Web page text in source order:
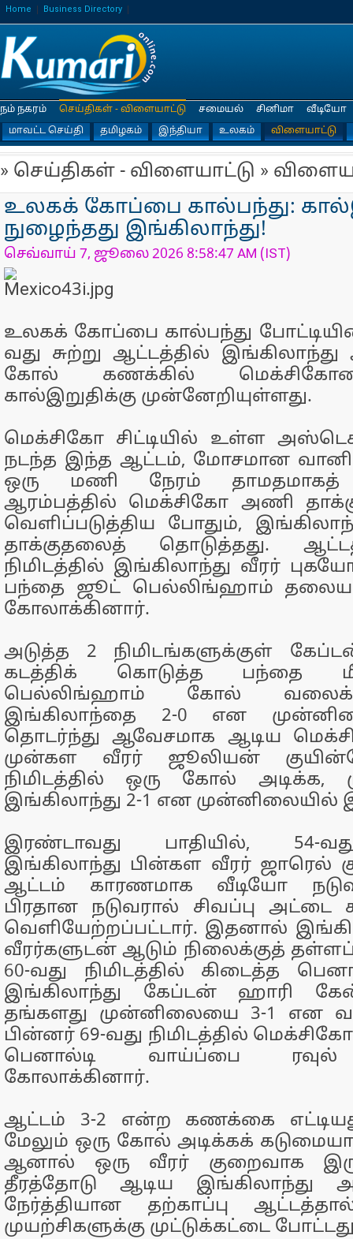
Home Business Directory
நம் நகரம்
செய்திகள் - விளையாட்டு
மாவட்ட செய்தி
தமிழகம் இந்தியா உலகம் விளையாட்டு
சமையல் சினிமா வீடியோ
» செய்திகள் - விளையாட்டு »
உலகக் கோப்பை கால்பந்து:
நுழைந்தது இங்கிலாந்து!
செவ்வாய் 7, ஜூலை 2026 8:58:47 AM (IST)
உலகக் கோப்பை கால்பந்து
வது சுற்று ஆட்டத்தில்
கோல் கணக்கில்
கால்இறுதிக்கு முன்னேறியுள்ளது.
மெக்சிகோ சிட்டியில் உள்ள
நடந்த இந்த ஆட்டம், மோசமான
ஒரு மணி நேரம் தாமதமாகத்
ஆரம்பத்தில் மெக்சிகோ அணி
வெளிப்படுத்திய போதும்,
தாக்குதலைத் தொடுத்தது.
நிமிடத்தில் இங்கிலாந்து வீரர்
பந்தை ஜூட் பெல்லிங்ஹாம்
கோலாக்கினார்.
அடுத்த 2 நிமிடங்களுக்குள்
கடத்திக் கொடுத்த பந்தை
பெல்லிங்ஹாம் கோல்
இங்கிலாந்தை 2-0 என
தொடர்ந்து ஆவேசமாக ஆடிய
முன்கள வீரர் ஜூலியன்
நிமிடத்தில் ஒரு கோல் அடிக்க,
இங்கிலாந்து 2-1 என முன்னிலையில்
இரண்டாவது பாதியில், 54-
இங்கிலாந்து பின்கள வீரர் ஜாரெல்
ஆட்டம் காரணமாக வீடியோ
பிரதான நடுவரால் சிவப்பு அட்டை
வெளியேற்றப்பட்டார். இதனால்
வீரர்களுடன் ஆடும் நிலைக்குத்
60-வது நிமிடத்தில் கிடைத்த
இங்கிலாந்து கேப்டன் ஹாரி
தங்களது முன்னிலையை 3-1 என
பின்னர் 69-வது நிமிடத்தில்
பெனால்டி வாய்ப்பை
கோலாக்கினார்.
ஆட்டம் 3-2 என்ற கணக்கை
மேலும் ஒரு கோல் அடிக்கக்
ஆனால் ஒரு வீரர் குறைவாக
தீரத்தோடு ஆடிய இங்கிலாந்து
நேர்த்தியான தற்காப்பு
முயற்சிகளுக்கு முட்டுக்கட்டை